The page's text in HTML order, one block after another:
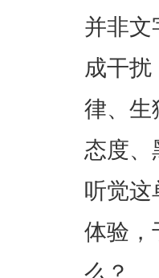
并非文
成干
律、生
态度、
听觉这
体验，
么？